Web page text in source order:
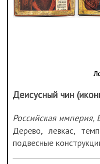
Российская империя,
Дерево, левкас,
подвесные